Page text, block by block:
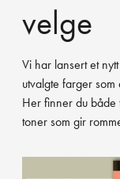
velge
Vi har lansert et
utvalgte farger
Her finner du både
toner som gir